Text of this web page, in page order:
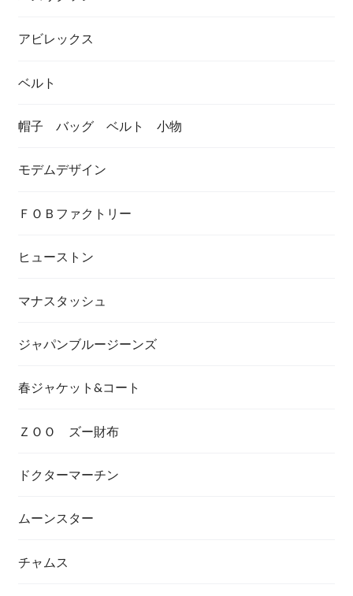
アビレックス
ベルト
帽子 バッグ ベルト 小物
モデムデザイン
ＦＯＢファクトリー
ヒューストン
マナスタッシュ
ジャパンブルージーンズ
春ジャケット&コート
ＺＯＯ ズー財布
ドクターマーチン
ムーンスター
チャムス